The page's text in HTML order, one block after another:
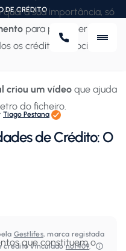
DE CRÉDITO
Tiago Pestana
de Crédito: O
Gestlifes, marca registada
crédito vinculadonº1409.⁠
a sua importância, só
para perceber de
os créditos associados
criou um vídeo que ajuda
do ficheiro.
que constituem o